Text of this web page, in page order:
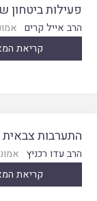
פעילות
הרב אייל קרים
קריאת
התערבות צבאית
הרב עדו רכניץ
קריאת